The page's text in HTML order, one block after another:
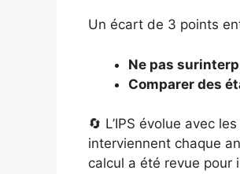
Un écart de 3 points
Ne pas
Comparer des
🔄 L’IPS évolue avec
interviennent chaque
calcul a été revue pour